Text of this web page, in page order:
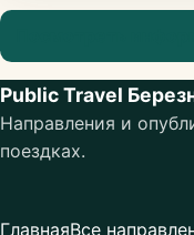
Public Travel
Направления и
поездках.
ГлавнаяВсе